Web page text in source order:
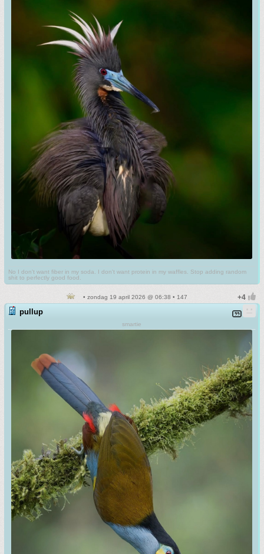
No I don't want fiber in my soda. I don't want protein in my waffles. Stop adding random
shit to perfectly good food.
• zondag 19 april 2026 @ 06:38 • 147
pullup
smartie